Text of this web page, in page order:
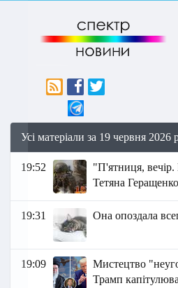
Усі матеріали за 19 червня 2026
19:52
"П'ятниця,
Тетяна Геращенко
19:31 Она опоздала
19:09
Мистецтво
Трамп